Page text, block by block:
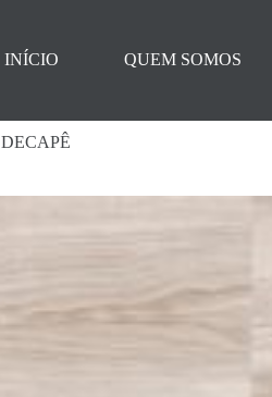
INÍCIO QUEM SOMOS
DECAPÊ